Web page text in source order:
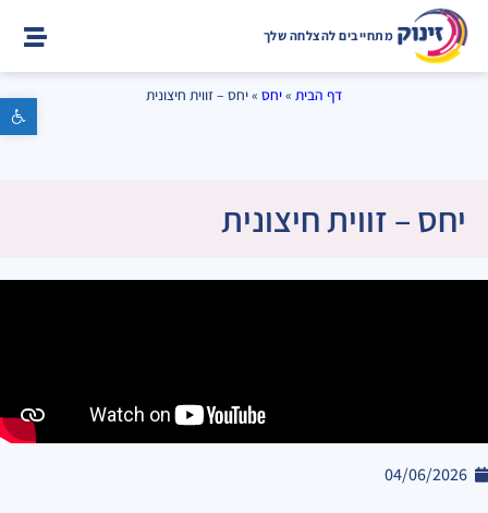
פתח סרגל נגישות
מתחייבים להצלחה שלך
דף הבית »יחס »יחס – זווית חיצונית
יחס – זווית חיצונית
04/06/2026